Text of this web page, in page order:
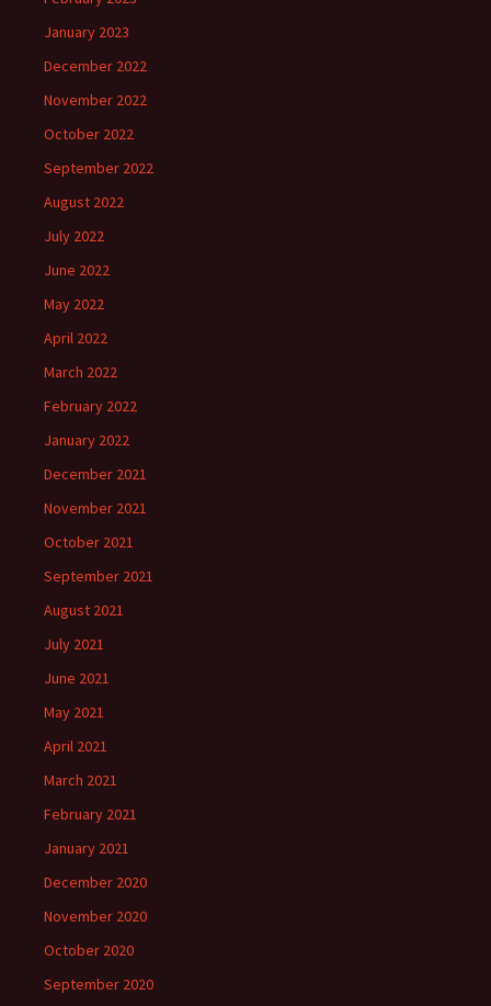
January 2023
December 2022
November 2022
October 2022
September 2022
August 2022
July 2022
June 2022
May 2022
April 2022
March 2022
February 2022
January 2022
December 2021
November 2021
October 2021
September 2021
August 2021
July 2021
June 2021
May 2021
April 2021
March 2021
February 2021
January 2021
December 2020
November 2020
October 2020
September 2020